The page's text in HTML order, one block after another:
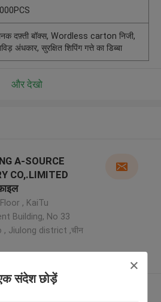
संदेश छोड़ें
दफ़्ती बॉक्स, Wordless carton निजी,
अंधकार, सुरक्षित शिपिंग गत्ते का डिब्बा
और देखो
A-SOURCE
CO,.LIMITED
, KaiTu
Building, No 33
, Jiulong district ,चीन